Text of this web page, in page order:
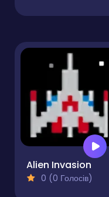
Alien Invasion
0 (0 Голосів)